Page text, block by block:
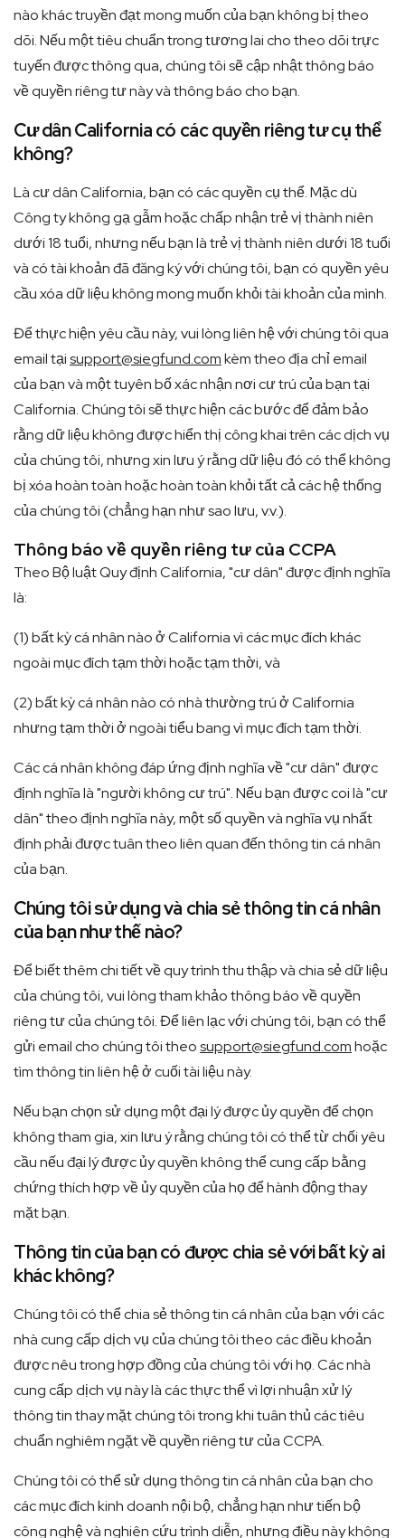
nào khác truyền đạt mong muốn của bạn không bị theo
dõi. Nếu một tiêu chuẩn trong tương lai cho theo dõi trực
tuyến được thông qua, chúng tôi sẽ cập nhật thông báo
về quyền riêng tư này và thông báo cho bạn.
Cư dân California có các quyền riêng tư cụ thể
không?
Là cư dân California, bạn có các quyền cụ thể. Mặc dù
Công ty không gạ gẫm hoặc chấp nhận trẻ vị thành niên
dưới 18 tuổi, nhưng nếu bạn là trẻ vị thành niên dưới 18 tuổi
và có tài khoản đã đăng ký với chúng tôi, bạn có quyền yêu
cầu xóa dữ liệu không mong muốn khỏi tài khoản của mình.
Để thực hiện yêu cầu này, vui lòng liên hệ với chúng tôi qua
email tạisupport@siegfund.comkèm theo địa chỉ email
của bạn và một tuyên bố xác nhận nơi cư trú của bạn tại
California. Chúng tôi sẽ thực hiện các bước để đảm bảo
rằng dữ liệu không được hiển thị công khai trên các dịch vụ
của chúng tôi, nhưng xin lưu ý rằng dữ liệu đó có thể không
bị xóa hoàn toàn hoặc hoàn toàn khỏi tất cả các hệ thống
của chúng tôi (chẳng hạn như sao lưu, v.v.).
Thông báo về quyền riêng tư của CCPA
Theo Bộ luật Quy định California, "cư dân" được định nghĩa
là:
(1) bất kỳ cá nhân nào ở California vì các mục đích khác
ngoài mục đích tạm thời hoặc tạm thời, và
(2) bất kỳ cá nhân nào có nhà thường trú ở California
nhưng tạm thời ở ngoài tiểu bang vì mục đích tạm thời.
Các cá nhân không đáp ứng định nghĩa về "cư dân" được
định nghĩa là "người không cư trú". Nếu bạn được coi là "cư
dân" theo định nghĩa này, một số quyền và nghĩa vụ nhất
định phải được tuân theo liên quan đến thông tin cá nhân
của bạn.
Chúng tôi sử dụng và chia sẻ thông tin cá nhân
của bạn như thế nào?
Để biết thêm chi tiết về quy trình thu thập và chia sẻ dữ liệu
của chúng tôi, vui lòng tham khảo thông báo về quyền
riêng tư của chúng tôi. Để liên lạc với chúng tôi, bạn có thể
gửi email cho chúng tôi theosupport@siegfund.comhoặc
tìm thông tin liên hệ ở cuối tài liệu này.
Nếu bạn chọn sử dụng một đại lý được ủy quyền để chọn
không tham gia, xin lưu ý rằng chúng tôi có thể từ chối yêu
cầu nếu đại lý được ủy quyền không thể cung cấp bằng
chứng thích hợp về ủy quyền của họ để hành động thay
mặt bạn.
Thông tin của bạn có được chia sẻ với bất kỳ ai
khác không?
Chúng tôi có thể chia sẻ thông tin cá nhân của bạn với các
nhà cung cấp dịch vụ của chúng tôi theo các điều khoản
được nêu trong hợp đồng của chúng tôi với họ. Các nhà
cung cấp dịch vụ này là các thực thể vì lợi nhuận xử lý
thông tin thay mặt chúng tôi trong khi tuân thủ các tiêu
chuẩn nghiêm ngặt về quyền riêng tư của CCPA.
Chúng tôi có thể sử dụng thông tin cá nhân của bạn cho
các mục đích kinh doanh nội bộ, chẳng hạn như tiến bộ
công nghệ và nghiên cứu trình diễn, nhưng điều này không